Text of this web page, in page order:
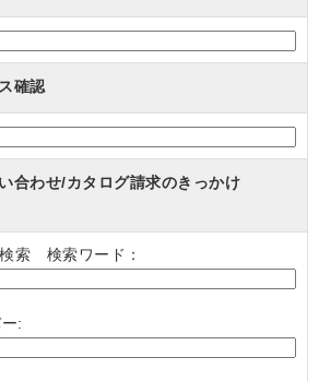
確認
合わせ/カタログ請求のきっかけ
索 検索ワード：
: